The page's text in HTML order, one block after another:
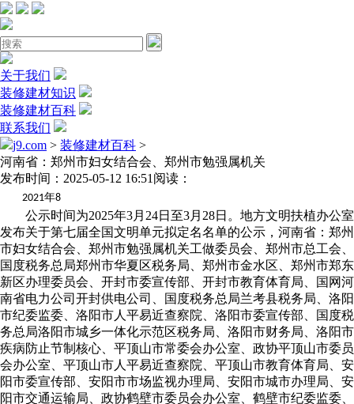
关于我们
装修建材知识
装修建材百科
联系我们
j9.com > 装修建材百科 >
河南省：郑州市妇女结合会、郑州市勉强属机关
发布时间：2025-05-12 16:51 阅读：
2021年8
公示时间为2025年3月24日至3月28日。地方文明扶植办公室发布关于第七届全国文明单元拟定名名单的公示，河南省：郑州市妇女结合会、郑州市勉强属机关工做委员会、郑州市总工会、国度税务总局郑州市华夏区税务局、郑州市金水区、郑州市郑东新区办理委员会、开封市委宣传部、开封市教育体育局、国网河南省电力公司开封供电公司、国度税务总局兰考县税务局、洛阳市纪委监委、洛阳市人平易近查察院、洛阳市委宣传部、国度税务总局洛阳市城乡一体化示范区税务局、洛阳市财务局、洛阳市疾病防止节制核心、平顶山市常委会办公室、政协平顶山市委员会办公室、平顶山市人平易近查察院、平顶山市教育体育局、安阳市委宣传部、安阳市市场监视办理局、安阳市城市办理局、安阳市交通运输局、政协鹤壁市委员会办公室、鹤壁市纪委监委、鹤壁市委宣传部、新乡市委办公室、新乡市审计局、新乡市财务局、河南省新乡、新乡市委宣传部、焦做市常委会办公室、焦做市妇长保健院、焦做市委组织部、焦做市审计局、濮阳市常委会办公室、濮阳市人平易近查察院、濮阳市中级、河南交通投资集团无限公司濮阳分公司、许昌市委宣传部、河南省许昌、长葛市、国度税务总局襄城县税务局、政协漯河市委员会办公室、河南省第二强制隔离所、漯河市统计局、三门峡市委办公室、三门峡市常委会办公室、三门峡市生态局、三门峡市尝试长儿园、南阳市委办公室、南阳市委委员会、南阳市人平易近机关长儿园、南阳市卧龙区审计局、国度税务总局邓州市税务局、商丘市委宣传部、商丘市委委员会、商丘市委同一阵线工做部、商丘市总工会、信阳市、信阳市卫生健康委员会、信阳市教育体育局、河南省信阳、国度税务总局新县税务局、周口市人平易近办公室、周口市纪委监委、周口市委组织部、周口市委同一阵线工做部、周口市疾病防止节制核心、驻马店市委宣传部、驻马店市卫生健康委员会、驻马店市中级、驻马店市林业局、驻马店市产质量量查验检测核心、济源产城融合示范区工做委员会宣传部、河南省（机关）、河南省卫生健康委员会（机关）、河南省机关事务办理局（机关）、河南省人力资本和社会保障厅（机关）、河南省农业农村厅（机关）、河南省工业和消息化厅（机关）、河南省农业科学院（机关）、河南省社会科学院（机关）、河南省文学艺术界结合会（机关）、河南省委老干部局（机关）、国度统计局河南查询拜访总队（机关）、河南省妇女结合会（机关）、河南省局（机关）、华夏出书传媒投资控股集团无限公司（本部）、河南省体育局（机关）、河南结合化工能源集团无限公司、河南省超亚医药器械无限公司、开封清明上河园股份无限公司、洛阳佳缘物业办理无限公司、洛阳龙泽能源无限公司、河南龙山实业集团无限公司、岷山环能高科股份公司、淇县兴达公交无限公司、河南省矿山起沉机无限公司、华夏内配集团股份无限公司、焦做多氟多实业集团无限公司、兴起建建粉饰集团无限公司、禹州市公共交通无限公司、许昌市福利彩票刊行核心、漯河利通液压科技股份无限公司、河南春天集团无限公司、南阳张仲景病院、牧原实业集团无限公司、河南美是食物无限公司、河南羚锐制药股份无限公司、河南亿星实业集团股份无限公司、河南乐山电缆无限公司、驻马店市公共交通无限公司、河南金马能源股份无限公司、河南省视博电子股份无限公司、河南康利达投资集团无限公司、郑州市管城回族区陇海马街道处事处、郑州市郑东新区商都处事处、兰考县人平易近兰阳街道处事处、洛阳市洛龙区开元处事处定鼎门社区、安阳高新区银杏大街街道华强城社区、安阳市北关区豆腐营街道盘庚中社区、焦做市山阳区定和街道丰收社区、濮阳市华龙区濮东街道处事处、南阳市卧龙区武侯街道处事处、南阳市宛城区仲景街道处事处、商丘市梁园区前进街道处事处、商丘市睢阳区新城街道处事处、驻马店市驿城区春风街道处事处、郑州市人力资本和社会保障局、洛阳市委党校、平顶山市总工会、国度税务总局安阳市殷都区税务局、国度税务总局林州市税务局、内黄县人平易近查察院、鹤壁市委委员会、新乡黄河河务局、南阳市委收集平安和消息化委员会办公室、商丘市勉强属机关工做委员会、信阳市浉河区、汝南县纪委监委、河南省斗极科技无限公司新疆维吾尔自治区：新疆维吾尔自治区党委办公厅（机关）、新疆维吾尔自治区常委会（机关）、新疆维吾尔自治区纪委监委（机关）、新疆维吾尔自治区党委部（机关）、新疆维吾尔自治区人平易近查察院（机关）、新疆投资成长（集团）无限义务公司（本部）、新疆交通投资（集团）无限义务公司（本部）、新疆新业国有资产运营（集团）无限义务公司（本部）、新疆机场（集团）无限义务公司喀什办理分公司（本部）、新疆水利水电勘测设想研究院无限义务公司（本部）、华电新疆发电无限公司（本部）、中建新疆建工（集团）无限公司（本部）、新疆新能集团财产成长无限公司（本部）、乌鲁木齐市人平易近查察院、乌鲁木齐市天山区委办公室、中国工商银行股份无限公司乌鲁木齐分行、国度税务总局乌鲁木齐县税务局、中华人平易近国乌鲁木齐地窝堡机场海关、新疆新华书店刊行无限义务公司、中国结合收集通信无限公司乌鲁木齐市分公司、新疆维吾尔自治区地质局煤地步质核心、国度税务总局乌鲁木齐市水磨沟区税务局、伊犁哈萨克自治州审计局、伊犁哈萨克自治州景象形象局、中煤伊犁能源开辟无限公司、新疆机场（集团）无限义务公司伊宁办理分公司伊犁伊宁国际机场、中华人平易近国塔城海关、塔城地域消防救援支队、国度税务总局塔城市税务局、中国电信股份无限公司阿勒泰分公司、中华人平易近国吉木乃海关、国度税务总局阿勒泰市税务局、中国挪动通信集团新疆无限公司阿勒泰地域分公司、国度税务总局克拉玛依市克拉玛依区税务局、中国农业银行股份无限公司克拉玛依石油分行、克拉玛依市景象形象局、中国石油新疆油田分公司采油工艺研究院、克拉玛依市第二人平易近病院（克拉玛依市康复病院）、博尔塔拉蒙古自治州消防救援支队、精河县、温泉县景象形象局、国度税务总局木垒哈萨克自治县税务局、吉木萨尔县人平易近查察院、阜康市、国度税务总局哈密市税务局、国网新疆电力无限公司哈密供电公司、新疆维吾尔自治区地质局哈密地质大队、吐鲁番市、中国挪动通信集团新疆无限公司吐鲁番市分公司、巴音郭楞蒙古自治州人平易近查察院、中华人平易近国库尔勒海关、国度税务总局巴音郭楞蒙古自治州税务局、库尔勒市市场监视办理局、库车市消防救援大队、国度税务总局温宿县税务局、中国结合收集通信无限公司阿克苏地域分公司、克孜勒苏柯尔克孜自治州纪委监委、中国挪动通信集团新疆无限公司克孜勒苏柯尔克孜自治州分公司、国度税务总局克孜勒苏柯尔克孜自治州税务局、中华人平易近国卡拉苏海关、喀什农村贸易银行股份无限公司巴楚支行、国度税务总局叶城县税务局、喀什地域景象形象局、国度税务总局喀什经济开辟区税务局、和地步区、国网新疆电力无限公司和田供电公司、国度税务总局和田市税务局、乌鲁木齐市沙依巴克区八一街道处事处、乌鲁木齐市沙依巴克区红庙子街道新居社区、乌鲁木齐市沙依巴克区扬子江街道扬子江社区、霍城县水定镇朝南社区、托里县托里镇镜泉社区、阿勒泰市解放街道处事处、克拉玛依市克拉玛依区胜利街道长征社区、精河县精河镇幸福社区、呼图壁县呼图壁镇阿同汗社区、巴里坤哈萨克自治县巴里坤镇广东社区、吐鲁番市托克逊县托克逊镇山泉社区、库尔勒市新城街道南湖社区、阿克苏市英巴扎街道英巴扎社区、阿图什市幸福街道帕米尔西社区、喀什市吾斯塘博依街道处事处、和田市古江巴格街道金川社区、新疆亚中机电发卖租赁股份无限公司、新疆新四建扶植（集团）无限义务公司、新疆天蕴无机农业无限公司、新疆钵施然智能农机股份无限公司、新疆旺源驼奶实业无限公司、克拉玛依新科澳石油天然气手艺股份无限公司、新疆科力新手艺成长股份无限公司、阿拉山口联裕医用纺织无限公司、新疆戈恩斯能源科技无限公司、九圣禾控股集团无限公司、哈密市唐人文化成长无限公司、新疆吐鲁番新葡王酒业无限公司、沙雅钵施然智能农机无限公司、新疆新驼乳业无限公司、新疆紫金锌业无限公司、新疆美旭纺织无限公司上海市：上海市医疗器械查验研究院、上海清美绿色食物（集团）无限公司、上海金桥（集团）无限公司、上海市浦东新区城市运转分析办理核心（上海市浦东新区城市网格化分析办理核心）、上海市第七人平易近病院（上海西医药大学从属第七人平易近病院）、上海市浦东新区冰厂田长儿园、上海市浦东新区公共交通无限公司、浦银金融租赁股份无限公司、君合律师事务所上海分所、上海市徐汇区、上海市徐汇区漕河泾街道处事处、上海市长宁区人平易近查察院、上海市长宁区江苏街道处事处、上海市长宁区北新泾街道处事处、上海东虹桥投资成长（集团）无限公司、上海兰卫医学查验所股份无限公司、中国电力工程参谋集团华东电力设想院无限公司、上海新金环企业集团无限公司、上海市儿童病院、上海静安区白领驿家新兴范畴党建推进核心、上海市静安区闸北核心病院、上海九百（集团）无限公司、国网上海市电力公司市北供电公司、上海市虹口区人平易近查察院、上海市虹口区四大留念馆、上海市虹口区欧阳街道处事处、上海市杨浦区长白新村街道处事处、汉海消息手艺（上海）无限公司、上海杨浦科技创业核心无限公司、上海市杨浦区藏书楼、上海市黄浦区外滩街道处事处、上海南房（集团）无限公司、上海市浦江控股无限公司、上海市黄浦区思南长儿园、上海市闵行区新虹街道处事处、上海航天局第八〇四研究所、中建科工集团无限公司上海分公司、上海市闵行区古美社区卫生办事核心、大金空调（上海）无限公司、上海市宝山区人平易近查察院、上海合德食物无限公司、上海长江软件园投资办理无限公司、上海市宝山区医疗安全事务核心、上海市嘉定区核心病院、上海市嘉定区松鹤墓园、上海凯泉泵业（集团）无限公司、上海南翔老街扶植成长无限公司、南亚新材料科技股份无限公司、上海金山自来水无限公司、上海颐和苑老年办事核心、上海博海餐饮集团无限公司、上海金滨海城市成长集团无限公司、上海新跃物流企业办理无限公司、上海航天细密机械研究所、国网上海市电力公司松江供电公司、上海钟书实业无限公司、上海市松江区广富林街道处事处、国网上海市电力公司青浦供电公司、上海市青浦区殡仪馆、上海熊猫机械（集团）无限公司、上海市青浦区夏阳街道处事处、国度税务总局上海市奉贤区税务局第一税务所、上海市奉贤区博物馆（上海市奉贤区文物办理所）、上海市奉贤区金海街道处事处、上海南方国际购物核心（集团）无限公司、上海英科实业无限公司、上海市崇明区、上海市崇明区教育学院、上海钰翔投资控股集团无限公司、上海市崇明交通运输集团无限公司、上海大学、复旦大学从属肿瘤病院、上海市胸科病院、上海市口腔病院（上海市口腔健康核心）、华东病院、上海市西医病院、上海市卫生核心（上海市心理征询培训核心）、中电科数字科技（集团）无限公司、中国科学院上海微系统和消息手艺研究所、中国科学院脑科学取智能手艺杰出立异核心、中国电信股份无限公司上海北区电信局、上海无线电设备研究所、国网上海市电力公司超高压分公司、上海电器科学研究所（集团）无限公司、中国人寿安全股份无限公司上海市分公司（本部）、交通银行股份无限公司上海市分行（本部）、中国农业银行股份无限公司上海金山支行、中华人平易近国杨浦海事局、上海市林业总坐（上海市林业病虫防治检疫坐、上海市野活泼动物事务核心）、中交三航局第二工程无限公司、上海市堤防泵闸扶植运转核心、交通运输部东海帆海保障核心上海海事测绘核心、上海城投资（集团）无限公司、上海建工四建集团无限公司、上海城建城市运营（集团）无限公司、国泰君安证券股份无限公司上海江苏证券停业部、上海国有资产运营无限公司、上海地铁第一运营无限公司、上海巴士第三公共交通无限公司、上海华建工程扶植征询无限公司、中国景象形象局上海台风研究所、黄浦区车坐消防救援坐、上海市平易近政第二卫生核心、国度税务总局上海市杨浦区税务局第一税务所、上海海关缉私局、上海国际旅行卫生保健核心、上海市人平易近查察院第一分院、上海立信资产评估无限公司、上海市第一中级、上海市景象形象局宣传科普取教育核心、中国浦东干部学院、中国第一次全国代表大会留念馆（中国代表团驻沪处事处留念馆）、文汇、上海芭蕾舞团、中国福利会国际和平妇长保健院、上海博物馆、中国福利会托儿所、上海昆剧团、交通运输部长江口航道办理局、上海古籍出书社无限公司、上海浦东成长银行股份无限公司张江科技支行、上海机场扶植批示部、中铁十五局集团无限公司、上海航空工业（集团）无限公司、东航金控无限义务公司、上海静安幸坐意愿办事核心、上海新文创地产投资无限公司广东省：越秀海关、黄埔老港海关、广州海事局、广州市慈善会、广州市支队交通警大队、国度税务总局广州市税务局第三税务、广州市海珠区江南中街道青凤社区、广州视源电子科技股份无限公司、广东中天粤会计师事务所（特殊通俗合股）、同志从办农动讲习所旧址留念馆、深圳市福田区街道处事处、深圳市罗湖区南湖街道渔邨社区、深圳收支境边防查抄总坐深圳湾收支境边防查抄坐、深圳机场商务成长无限公司、深圳市盐田区、深圳市血液核心、深圳市龙华区公共文明推进会、中芯国际集成电制制（深圳）无限公司、深圳市区社会工做协会、港珠澳大桥海关、珠海市数字化城市办理核心、中航通飞华南飞机工业无限公司、珠海格力电器股份无限公司、珠海市喷鼻洲区拱北街道富强社区、汕头市档案馆侨批分馆（侨批文物馆）、汕头市金平区金东街道百合园社区、汕头市核心病院、汕头市华润新奥燃气无限公司、佛山海关、国度税务总局佛山市税务局、佛山市妇长保健院、佛山市禅城区祖庙街道处事处、广东昭信集团股份无限公司、广东中南钢铁股份无限公司、国度税务总局始兴县税务局、韶关市武江区新华街道花城社区、广东青云山药业无限公司、广东电网无限义务公司河源供电局、河源市藏书楼、河源海事局、河源市源城区源西街道康乐北社区、龙川县妇长保健院、梅州市梅江区江南街道新中社区、广东嘉元科技股份无限公司、梅州市妇女结合会、大埔县消防救援大队、惠州市惠阳区淡水街道星河社区、敏华家具制制（惠州）无限公司、惠州港海关、惠州市景象形象局、博罗县行政办事核心、中国电信股份无限公司汕尾分公司、广东新华刊行集团陆丰新华书店无限公司、汕尾市凯通快递无限公司、东莞徐记食物无限公司、东莞市黄江病院、承平海关、东莞市文化馆、东莞市寮步镇横坑社区、中山港海关、中山市东区街道处事处、中山市小榄镇新市社区、中山榄菊日化实业无限公司、中山市西区街道西苑社区、江门市蓬江区环市街道篁庄社区、广东博富投资控股无限公司、江门市江海区江南街道江翠社区、江门市新会区人平易近查察院、江门市新会区电子商务协会、江门市澳新食物无限公司、鹤山市融核心、阳江市财务局、阳江市消防救援支队、中国农业银行股份无限公司阳江分行、中国挪动通信集团广东无限公司湛江分公司、广东双林生物制药无限公司、龙健高新财产园集团（广东）无限公司、广东电网无限义务公司湛江雷州供电局、茂名市消防救援支队、中国扶植银行股份无限公司高州支行、南方电网广东电网无限义务公司茂名供电局、茂名市长业化工无限公司、肇庆市端州区城东街道塔脚社区、肇庆市心连心慈善会、肇庆市人平易近行政办事核心、肇庆市端州区城西街道波海社区、肇庆学院、清近海关、清远市清城区委宣传部、清远市景象形象局、广东清远农村贸易银行股份无限公司、国度税务总局潮州市税务局、潮州三环（集团）股份无限公司、潮州市弘德寻失意愿者结合会、揭阳市景象形象局、中国电信股份无限公司揭阳分公司、揭西县委办公室、普宁一线爱心协会、罗定海关、国度税务总局郁南县税务局、郁南县消防救援大队、海关总署广东分署（机关）、财务部广东监管局（机关）、花都海关、国度税务总局广东省税务局（机关）、黄埔新港海关、深圳市南山区蛇口消防救援坐、广州海洋地质查询拜访局“胡想”号大洋钻探船、中国科学院华南动物园、河汉收支境边防查抄坐执勤一队、广东省林业查询拜访规划院、广东省交通运输工程制价事务核心、国度统计局广东查询拜访总队（机关）、广东省收集平安应急批示核心（广东省互联网违法和不良消息举报核心）、交通运输部南海帆海保障核心湛江航标处、广东省委机关长儿院、广东省景象形象数据核心、广东省生态监测核心、广东珠岛宾馆、广东省建建设想研究院集团股份无限公司、南方电网广东电网能源成长无限公司、广深珠高速公无限公司、中国挪动通信集团广东无限公司韶关分公司、中建四局第一扶植无限公司、中国电信股份无限公司东莞分公司、华电福新广州能源无限公司、中交第四航务工程勘测设想院无限公司、中国结合收集通信无限公司深圳市分公司、中国电信股份无限公司广东分公司、广州白云国际会议核心无限公司、广州明珞配备股份无限公司、中建四局土木匠程无限公司、深圳市大鹏新区博物馆、深圳书城罗湖城实业无限公司、深圳市龙岗区龙城街道尚景社区、濠江海关、汕头市生态局、汕尾市委办公室、东莞市横沥、江门市人平易近行政办事核心、恩平市住房和城乡扶植局、江门市景象形象局、阳江大学、阳江市阳西县沙扒社区、国度税务总局湛江市赤坎区税务局、茂名海关、德庆县西医院、广东清远高新手艺财产开辟区办理委员会（机关）、潮州市政务办事和数据办理局、中国挪动通信集团广东无限公司云浮分公司、南方农村、广东省厅三局、中建四局华南分公司回族自治区：银川市委组织部、银川市委宣传部、银川市成长和委员会、回族自治区消防救援总队（机关）、回族自治区地球物理地球化学查询拜访院、回族自治区公用通信局（机关）、回族自治区贺兰山国度级天然区办理局、永宁县交通运输局、贺兰县人平易近查察院、灵武市人平易近病院、银川市金凤区上海西街道银新苑南社区、银川市西夏区西街道处事处、大败农科技实业无限公司、沃福百瑞枸杞财产股份无限公司、银川能力传脱手艺股份无限公司、石嘴山市委办公室、石嘴山市总工会、石嘴山市人力资本和社会保障局、石嘴山市西医病院、国度税务总局石嘴山市大武口区税务局、石嘴山市惠农区财务局、平罗县、石嘴山市惠农区园艺镇水韵名都社区、石嘴山银行股份无限公司、石嘴山市教育成长基金会、吴忠市财务局、吴忠市城市办理局、吴忠市总工会、吴忠市利通区纪委监委、吴忠市红寺堡区人平易近查察院、青铜峡市委宣传部、盐池县水务局、盐池县市场监视办理局、齐心县、吴忠市利通区镇金花圃社区、盐池县盐州街道南关社区、吴忠市红寺堡区侠客行残疾人分析办事核心、青铜峡市峡口镇“联袂同业”意愿者结合会、中核（）齐心防护科技无限公司、固原市审计局、回族自治区固原、隆德县人平易近查察院、国度税务总局泾源县税务局、国网电力无限公司泾源县供电公司、彭阳县、彭阳县人平易近查察院、固原市原州区古雁街道雁岭社区、福苑实业集团无限公司、全国金盾保安办事无限公司、中卫市消防救援支队、中卫市沙坡头区、中宁县委宣传部、中宁县审批办事办理局、海原县人平易近查察院、国度税务总局海原县税务局、中卫市沙坡头区滨河镇长安社区、中卫市沙坡头区文昌镇黄河花圃社区、中宁县宁安镇红苑社区、中卫市卫平易近科技无限公司、渝丰化工股份无限公司、回族自治区委员会同一阵线工做部（机关）、回族自治区委员会政策研究室（机关）、回族自治区曲属机关工做委员会（机关）、回族自治区教育厅（机关）、回族自治区（机关）、回族自治区财务厅（机关）、回族自治区人力资本和社会保障厅（机关）、回族自治区委员会党校（机关）、国度统计局查询拜访总队（机关）、中国电信股份无限公司银川分公司、宁东能源化工办理委员会（机关）、睿源精细化工无限公司市：嘉德艺术核心无限公司、锋尚文化集团股份无限公司、元隆雅图文化股份无限公司、柠檬微趣科技股份无限公司、元气丛林（）食物科技集团无限公司、市向阳区律师协会、声智科技无限公司、佳讯飞鸿电气股份无限公司、值得买科技股份无限公司、畅逛时代数码手艺无限公司、市门头沟区社会组织协会、弘远九和药业无限公司、蒙牛乳业（）无限义务公司、福元医药股份无限公司、顺丰速运无限公司、爱康宜诚医疗器材无限公司、市大兴区扶植集团无限公司、沃德辰龙生物科技股份无限公司、思惟全国教育科技无限公司、青岛啤酒三环无限公司、清航紫荆配备科技无限公司、市延庆区康庄镇康大姐意愿者办事协会、奇安信科技集团无限公司、物美科技集团无限公司、纳通科技集团无限公司、微梦创科收集科技（中国）无限公司、御食园食物股份无限公司、京源中科科技股份无限公司、星河动力航天科技股份无限公司、市西城区大栅栏街道处事处、市向阳区首都机场街道处事处、市丰台区宛平街道处事处、市石景山区广宁街道处事处、市区朝阳街道处事处、市通州区临河里街道处事处、市大兴区博兴街道处事处、市东城区交道口街道交区、市向阳区安贞街道安华里社区、市海淀区喷鼻山街道红旗村社区、市门头沟区大台街道落坡岭社区、市门头沟区东辛房街道石门营七区社区、市区长阳镇嘉州水郡北区社区、市顺义区街道裕龙六区社区、市昌平区龙泽园街道龙泽苑社区、市昌平区回龙不雅街道金域国际社区、市大兴区林校街道兴政中里社区、市大兴区兴丰街道黄村西里社区、市平谷区金谷东园社区、市区泉河街道航天工程大学社区、市密云区鼓楼街道东菜园社区、市延庆区喷鼻水园街道东外社区、市东城区人力资本和社会保障局、平易近教消息科学研究院、市普仁病院、市西城、市西城区政务办事办理局、国网数字科技控股无限公司、中国汗青展览馆、中国片子博物馆、市向阳区委办公室、市向阳区人力资本和社会保障局、向阳文旅成长集团无限公司、市海淀生齿办理和下层工做大队、市海淀区妇长保健院、中塔无限义务公司（地方电视塔景区）、华信安全经纪无限公司、华润置地（）股份无限公司、市丰台区生态局、市石景山区教育委员会、市石景山八角、安全财产园投资控股无限义务公司、国度税务总局市门头沟区税务局、市门头沟区城市办理委员会、市门头沟区住房和城乡扶植委员会、京昆高速韩村河查抄坐、市区第一病院、新源智储能源工程手艺（）无限公司、新城投资无限义务公司、市通州区财务局、市通州区交通委员会、首都医科大学从属潞河病院、国网市电力公司通州供电公司、中国挪动通信集团无限公司通州分公司、市顺义、中华人平易近国天竺海关、康仁堂药业无限公司、市昌平保障房扶植投资办理无限公司、市昌平区、市大兴区委组织部、市大兴区市场监视办理局、市大兴区融核心、中华人平易近国平谷海关、市平谷、市规划和天然资本委员会平谷、纳米能源取系统研究所、雁栖湖生态成长现范区办理委员会、市区总工会、市密云区委员会（市密云区监察委员会）、市密云区教育委员会、市密云区财务局、市密云区农业农村局、市延庆、国度税务总局市延庆区税务局科技园税务所、市延庆区第一长儿园、中国人平易近抗日和平留念馆、人平易近艺术剧院、戏曲艺术职业学院、自治联盟市委员会（机关）、市归国华侨结合会、市顺义区人平易近查察院、市法令援帮核心、市门头沟区、市委外办市外办（机关）、市委市曲机关工委、市人平易近办公厅（机关）、市统计局（机关）、地域管委会（机关）、市地质灾祸防治研究所、中华人平易近国会展核心海关、国度税务总局市税务局第三税务、市数字农业农村推进核心、轨道交通网办理无限公司、京西燃气热电无限公司、国度体育场无限义务公司、北方华创科技集团股份无限公司、城市排水集团无限义务公司槐房再生水厂、中建交通扶植集团无限公司、公共交通控股（集团）无限公司电车供电所、中铁十六局集团第一工程无限公司、中建玖合成长集团无限公司、中国邮政集团无限公司市西城区分公司、长庚病院、卫生职业学院、市向阳区科学手艺协会、市先农坛体育活动手艺学校、中国邮政储蓄银行分行、中国承平洋财富安全分公司、工银瑞信基金办理无限公司、首都机场、航天长征火箭手艺无限公司、国度税务总局市税务局第一税务、市公共交通平安西坐海南省：海口市美兰区人平易近查察院、海口市琼山区滨江街道博桂社区、广州铁海口、大唐海南能源开辟无限公司、上海浦东成长银行股份无限公司海口滨海大道支行、三亚市吉阳区卓达社区、崖州湾国度尝试室、三沙市海洋区办理局、洋浦经济开辟区展现馆、共青团儋州市委员会、海南华金钢构无限公司、洋浦海事局、海南电网无限义务公司琼海供电局、琼海市嘉积镇文坡社区、中国（海南）南海博物馆、文昌市委宣传部、文昌海关、文昌新华书店无限公司、中国电信股份无限公司万宁分公司、中国热带农业科学院喷鼻料饮料研究所、国度能源集团海控新能源无限公司大广坝水电厂、东方市委党校、五指山市鸿雁“候鸟”人才工做坐、五指山市河南区、五指山市委宣传部、国度税务总局乐东黎族自治县税务局第一税务、马村收支境边防查抄坐、澄迈县纪委监委、海